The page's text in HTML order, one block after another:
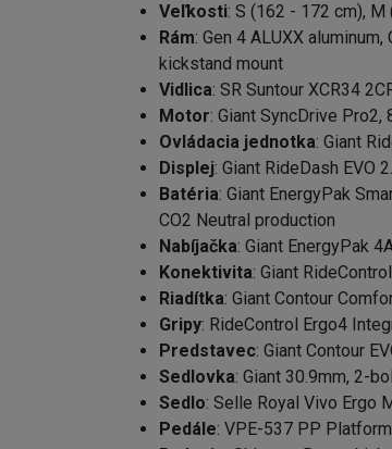
Veľkosti: S (162 - 172 cm),
Rám: Gen 4 ALUXX
kickstand mount
Vidlica: SR Suntour XCR34
Motor: Giant SyncDrive Pro2,
Ovládacia jednotka: Giant
Displej: Giant RideDash EVO
Batéria: Giant EnergyPak
CO2 Neutral production
Nabíjačka: Giant EnergyPak
Konektivita: Giant
Riadítka: Giant Contour
Gripy: RideControl Ergo4
Predstavec: Giant Contour
Sedlovka: Giant 30.9mm, 2-
Sedlo: Selle Royal Vivo Ergo
Pedále: VPE-537 PP